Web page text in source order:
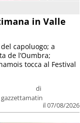
in Valle
di
gazzettamatin
il 07/08/2026
capoluogo; a
de l’Oumbra;
tocca al Festival